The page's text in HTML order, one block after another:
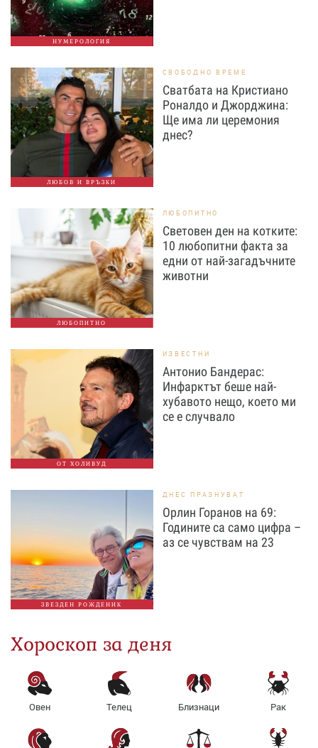
НУМЕРОЛОГИЯ
ЛЮБОВ И ВРЪЗКИ
СВОБОДНО ВРЕМЕ
Сватбата на Кристиано
Роналдо и Джорджина:
Ще има ли церемония
днес?
ЛЮБОПИТНО
ЛЮБОПИТНО
Световен ден на котките:
10 любопитни факта за
едни от най-загадъчните
животни
ОТ ХОЛИВУД
ИЗВЕСТНИ
Антонио Бандерас:
Инфарктът беше най-
хубавото нещо, което ми
се е случвало
ЗВЕЗДЕН РОЖДЕНИК
ДНЕС ПРАЗНУВАТ
Орлин Горанов на 69:
Годините са само цифра –
аз се чувствам на 23
Хороскоп за деня
Овен Телец Близнаци Рак